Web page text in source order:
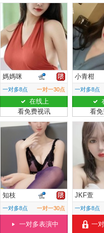
媽媽咪
一对多8点 一对一30点
在线上
看免费视讯
小青柑
一对多8点
看
知枝
一对多8点 一对一30点
一对多表演中
JKF萱
一对多8点
一